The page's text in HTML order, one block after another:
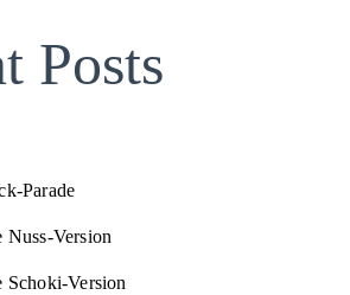
Posts
Parade
Nuss-Version
Schoki-Version